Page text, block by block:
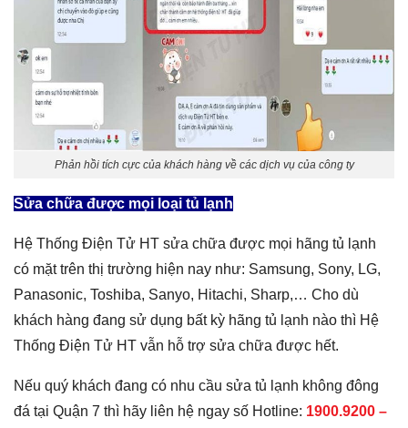
Phản hồi tích cực của khách hàng về các dịch vụ của công ty
Sửa chữa được mọi loại tủ lạnh
Hệ Thống Điện Tử HT sửa chữa được mọi hãng tủ lạnh
có mặt trên thị trường hiện nay như: Samsung, Sony, LG,
Panasonic, Toshiba, Sanyo, Hitachi, Sharp,… Cho dù
khách hàng đang sử dụng bất kỳ hãng tủ lạnh nào thì Hệ
Thống Điện Tử HT vẫn hỗ trợ sửa chữa được hết.
Nếu quý khách đang có nhu cầu sửa tủ lạnh không đông
đá tại Quận 7 thì hãy liên hệ ngay số Hotline: 1900.9200 –